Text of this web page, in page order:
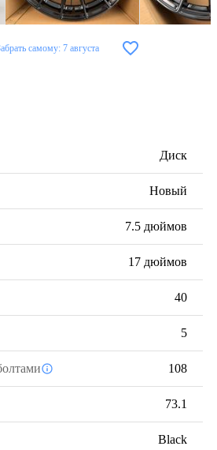
самому: 7 августа
Диск
Новый
7.5 дюймов
17 дюймов
40
5
108
73.1
Black